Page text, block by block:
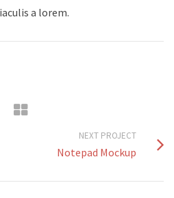
a lorem.
NEXT PROJECT
Notepad Mockup